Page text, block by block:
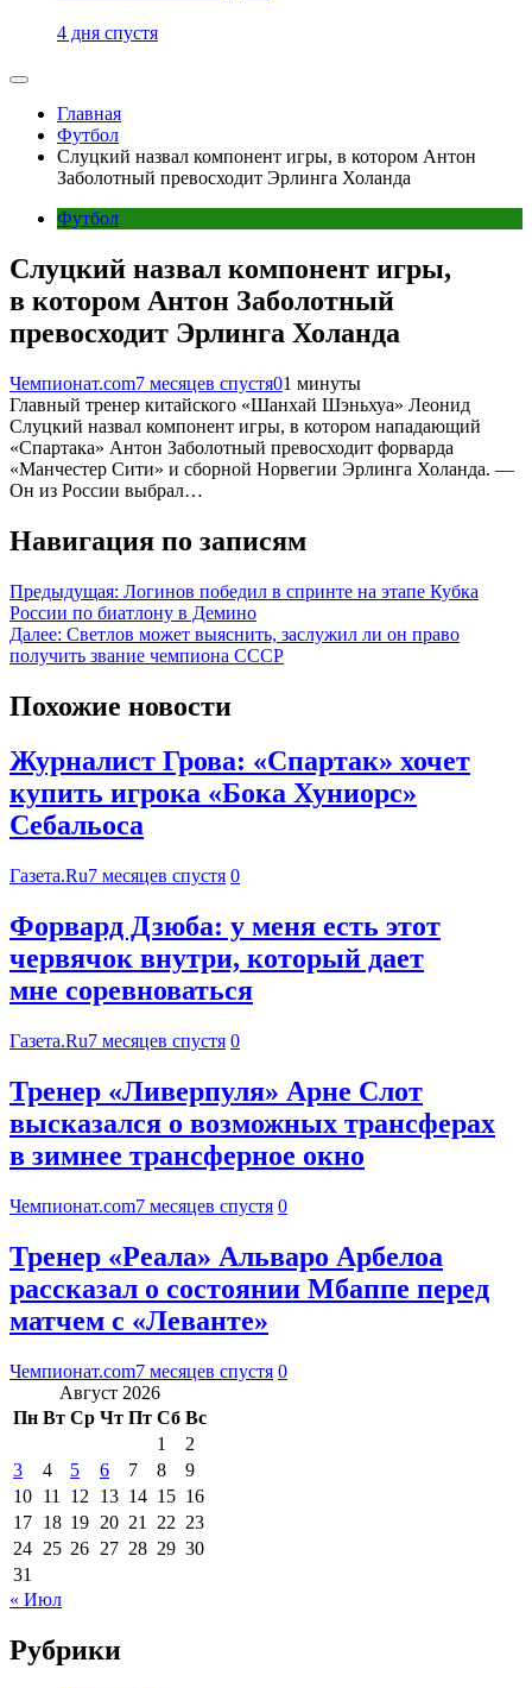
4 дня спустя
Главная
Футбол
Слуцкий назвал компонент игры, в котором Антон
Заболотный превосходит Эрлинга Холанда
Футбол
Слуцкий назвал компонент игры,
в котором Антон Заболотный
превосходит Эрлинга Холанда
Чемпионат.com7 месяцев спустя01 минуты
Главный тренер китайского «Шанхай Шэньхуа» Леонид
Слуцкий назвал компонент игры, в котором нападающий
«Спартака» Антон Заболотный превосходит форварда
«Манчестер Сити» и сборной Норвегии Эрлинга Холанда. —
Он из России выбрал…
Навигация по записям
Предыдущая: Логинов победил в спринте на этапе Кубка
России по биатлону в Демино
Далее: Светлов может выяснить, заслужил ли он право
получить звание чемпиона СССР
Похожие новости
Журналист Грова: «Спартак» хочет
купить игрока «Бока Хуниорс»
Себальоса
Газета.Ru7 месяцев спустя 0
Форвард Дзюба: у меня есть этот
червячок внутри, который дает
мне соревноваться
Газета.Ru7 месяцев спустя 0
Тренер «Ливерпуля» Арне Слот
высказался о возможных трансферах
в зимнее трансферное окно
Чемпионат.com7 месяцев спустя 0
Тренер «Реала» Альваро Арбелоа
рассказал о состоянии Мбаппе перед
матчем с «Леванте»
Чемпионат.com7 месяцев спустя 0
Август 2026
Пн Вт Ср Чт Пт Сб Вс
1
2
3
4 5 6 7 8
9
10 11 12 13 14 15 16
17 18 19 20 21 22 23
24 25 26 27 28 29 30
31
« Июл
Рубрики